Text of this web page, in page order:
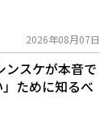
2026年08月07日
ンスケが本音で
ために知るべ